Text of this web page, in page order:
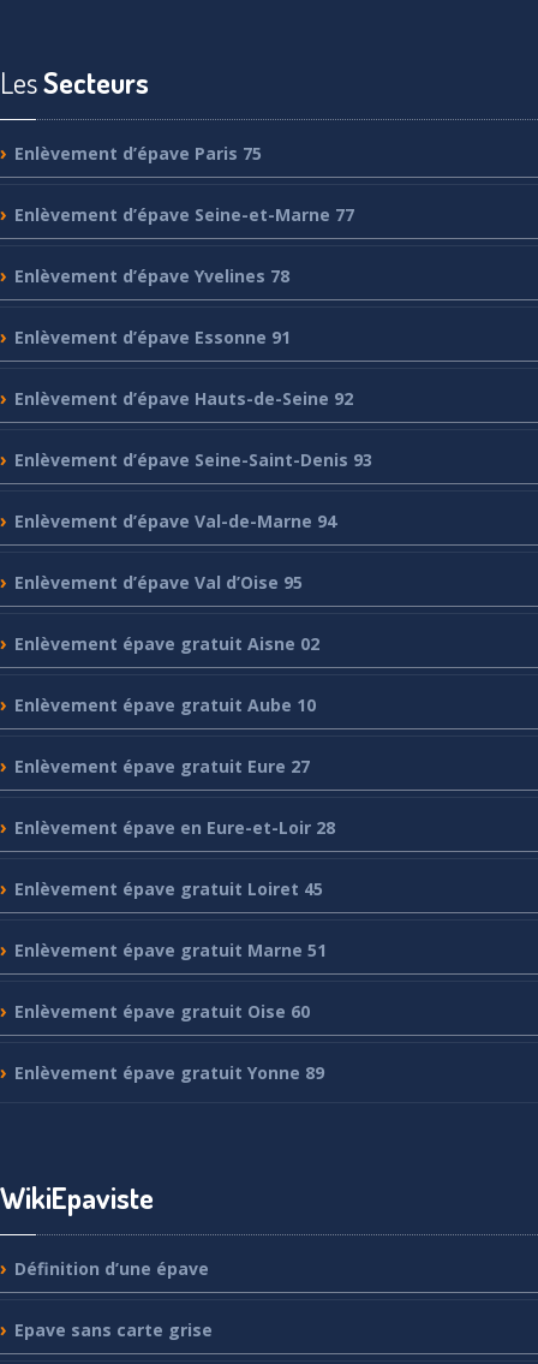
LesSecteurs
Enlèvement d’épave Paris 75
Enlèvement d’épave Seine-et-Marne 77
Enlèvement d’épave Yvelines 78
Enlèvement d’épave Essonne 91
Enlèvement d’épave Hauts-de-Seine 92
Enlèvement d’épave Seine-Saint-Denis 93
Enlèvement d’épave Val-de-Marne 94
Enlèvement d’épave Val d’Oise 95
Enlèvement épave gratuit Aisne 02
Enlèvement épave gratuit Aube 10
Enlèvement épave gratuit Eure 27
Enlèvement épave en Eure-et-Loir 28
Enlèvement épave gratuit Loiret 45
Enlèvement épave gratuit Marne 51
Enlèvement épave gratuit Oise 60
Enlèvement épave gratuit Yonne 89
WikiEpaviste
Définition d’une épave
Epave sans carte grise